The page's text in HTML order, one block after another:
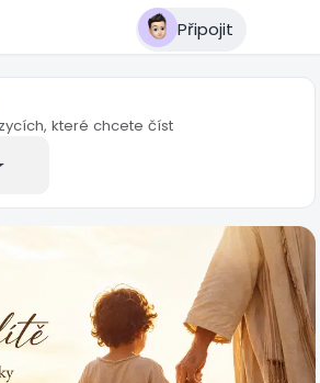
Připojit
které chcete číst